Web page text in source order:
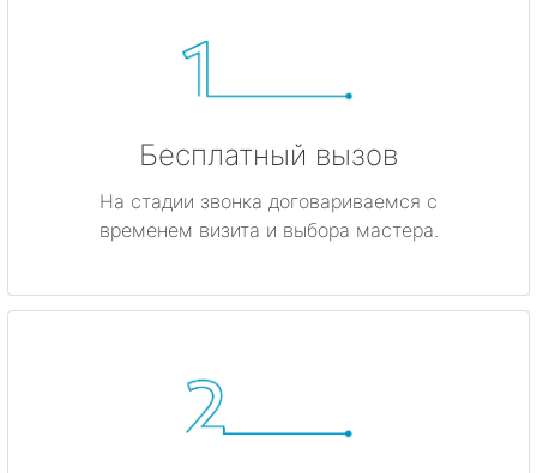
Бесплатный вызов
На стадии звонка договариваемся с
временем визита и выбора мастера.